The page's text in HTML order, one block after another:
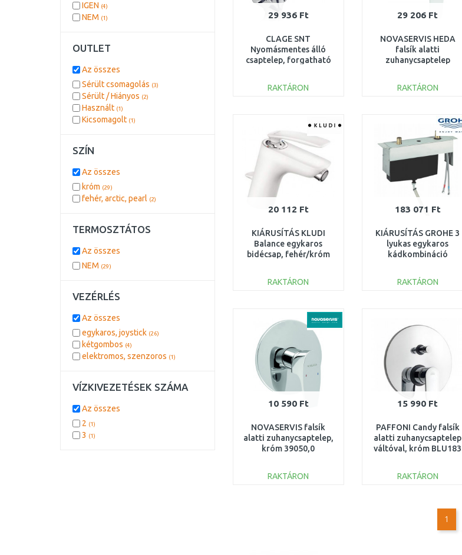
29 936 Ft
CLAGE SNT
Nyomásmentes álló
csaptelep, forgatható
RAKTÁRON
Összehasonlítás
29 206 Ft
NOVASERVIS HEDA
falsík alatti
zuhanycsaptelep
40050R,0
RAKTÁRON
Összehasonlítás
20 112 Ft
KIÁRUSÍTÁS KLUDI
Balance egykaros
bidécsap, fehér/króm
RAKTÁRON
Összehasonlítás
183 071 Ft
KIÁRUSÍTÁS GROHE 3
lyukas egykaros
kádkombináció
CSOMAGOLÁS
RAKTÁRON
10 590 Ft
NOVASERVIS falsík
alatti zuhanycsaptelep,
króm 39050,0
RAKTÁRON
15 990 Ft
PAFFONI Candy falsík
alatti zuhanycsaptelep
váltóval, króm BLU183
RAKTÁRON
1
IGEN (4)
NEM (1)
OUTLET
Az összes
Sérült csomagolás (3)
Sérült / Hiányos (2)
Használt (1)
Kicsomagolt (1)
SZÍN
Az összes
króm (29)
fehér, arctic, pearl (2)
TERMOSZTÁTOS
Az összes
NEM (29)
VEZÉRLÉS
Az összes
egykaros, joystick (26)
kétgombos (4)
elektromos, szenzoros (1)
VÍZKIVEZETÉSEK SZÁMA
Az összes
2 (1)
3 (1)